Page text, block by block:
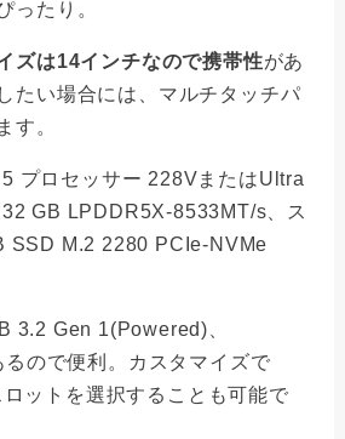
ったり。
ズは14インチなので携帯性があ
たい場合には、マルチタッチパ
す。
プロセッサー 228VまたはUltra
GB LPDDR5X-8533MT/s、ス
SSD M.2 2280 PCIe-NVMe
3.2 Gen 1(Powered)、
ので便利。カスタマイズで
ットを選択することも可能で